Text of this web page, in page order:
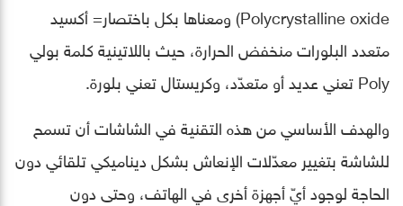
Polycrystalline oxide) ومعناها بكل باختصار= أكسيد
متعدد البلورات منخفض الحرارة، حيث باللاتينية كلمة بولي
Poly تعني عديد أو متعدّد، وكريستال تعني بلورة.
والهدف الأساسي من هذه التقنية في الشاشات أن تسمح
للشاشة بتغيير معدّلات الإنعاش بشكل ديناميكي تلقائي دون
الحاجة لوجود أيّ أجهزة أخرى في الهاتف، وحتى دون